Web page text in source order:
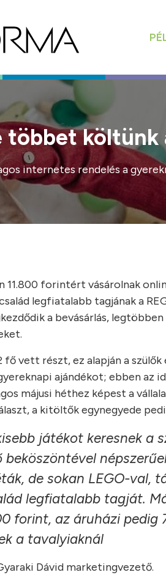
többet költünk
internetes rendelés a
11.800 forintért vásárolnak
legfiatalabb tagjának a
a bevásárlás,
vett részt, ez alapján a
ajándékot; ebben az
májusi héthez képest a
a kitöltők egynegyede
játékot keresnek a
beköszöntével
de sokan LEGO-val,
legfiatalabb tagját.
forint, az áruházi
a tavalyiaknál
Dávid marketingvezető.